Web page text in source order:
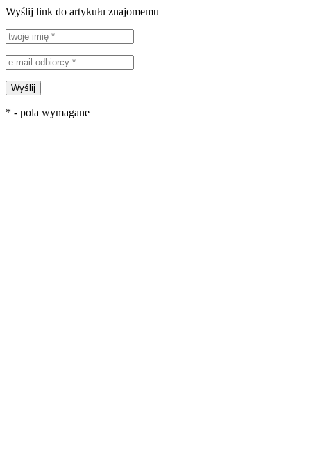
Wyślij link do artykułu znajomemu
Wyślij
* - pola wymagane